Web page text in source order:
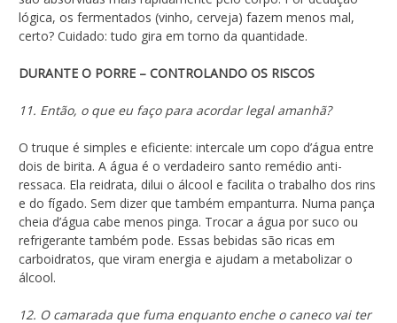
lógica, os fermentados (vinho, cerveja) fazem menos mal,
certo? Cuidado: tudo gira em torno da quantidade.
DURANTE O PORRE – CONTROLANDO OS RISCOS
11. Então, o que eu faço para acordar legal amanhã?
O truque é simples e eficiente: intercale um copo d’água entre
dois de birita. A água é o verdadeiro santo remédio anti-
ressaca. Ela reidrata, dilui o álcool e facilita o trabalho dos rins
e do fígado. Sem dizer que também empanturra. Numa pança
cheia d’água cabe menos pinga. Trocar a água por suco ou
refrigerante também pode. Essas bebidas são ricas em
carboidratos, que viram energia e ajudam a metabolizar o
álcool.
12. O camarada que fuma enquanto enche o caneco vai ter